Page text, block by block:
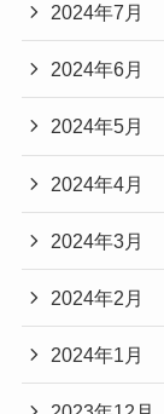
2024年7月
2024年6月
2024年5月
2024年4月
2024年3月
2024年2月
2024年1月